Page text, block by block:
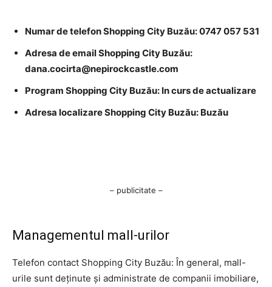
Numar de telefon Shopping City Buzău: 0747 057 531
Adresa de email Shopping City Buzău:
dana.cocirta@nepirockcastle.com
Program Shopping City Buzău: In curs de actualizare
Adresa localizare Shopping City Buzău: Buzău
– publicitate –
Managementul mall-urilor
Telefon contact Shopping City Buzău: În general, mall-
urile sunt deținute și administrate de companii imobiliare,